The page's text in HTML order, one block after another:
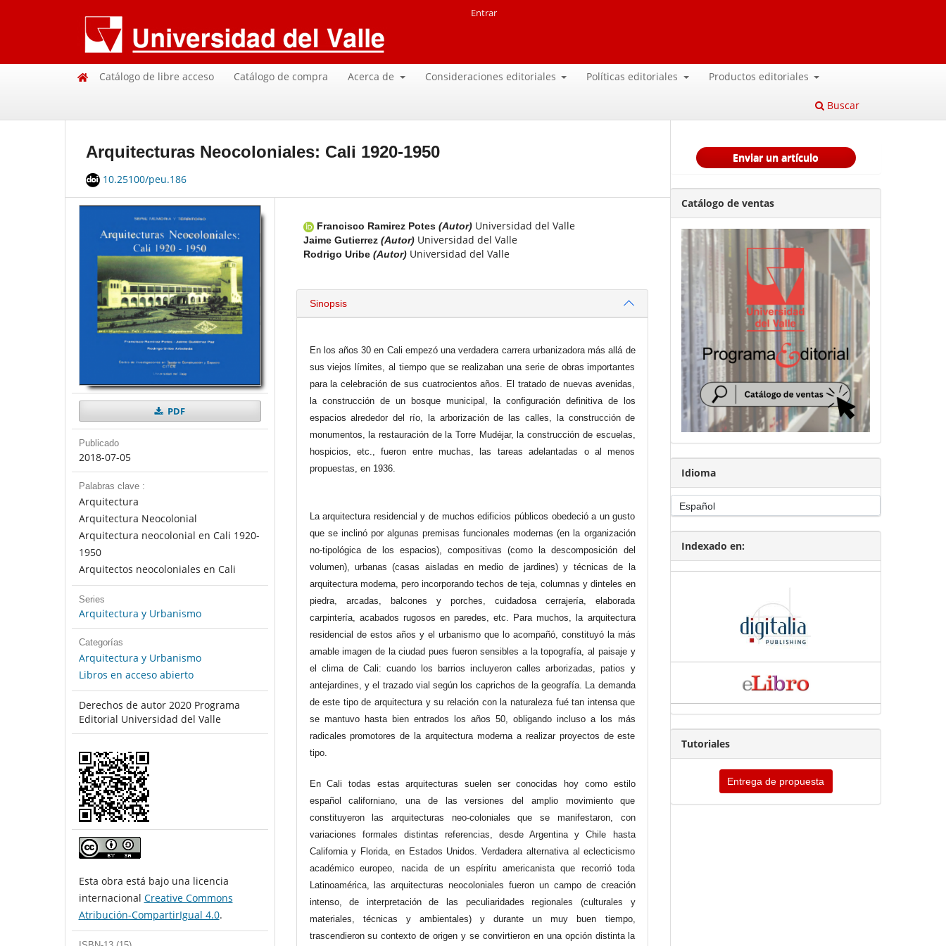
Catálogo de libre acceso Catálogo de compra Acerca de Consideraciones editoriales Políticas editoriales Productos editoriales
Buscar
Entrar
Arquitecturas Neocoloniales: Cali 1920-1950
10.25100/peu.186
PDF
Publicado
2018-07-05
Palabras clave :
Arquitectura
Arquitectura Neocolonial
Arquitectura neocolonial en Cali 1920-
1950
Arquitectos neocoloniales en Cali
Series
Arquitectura y Urbanismo
Categorías
Arquitectura y Urbanismo
Libros en acceso abierto
Derechos de autor 2020 Programa
Editorial Universidad del Valle
Esta obra está bajo una licencia
internacional Creative Commons
Atribución-CompartirIgual 4.0.
Francisco Ramirez Potes (Autor) Universidad del Valle
Jaime Gutierrez (Autor) Universidad del Valle
Rodrigo Uribe (Autor) Universidad del Valle
Sinopsis
En los años 30 en Cali empezó una verdadera carrera urbanizadora más allá de
sus viejos límites, al tiempo que se realizaban una serie de obras importantes
para la celebración de sus cuatrocientos años. El tratado de nuevas avenidas,
la construcción de un bosque municipal, la configuración definitiva de los
espacios alrededor del río, la arborización de las calles, la construcción de
monumentos, la restauración de la Torre Mudéjar, la construcción de escuelas,
hospicios, etc., fueron entre muchas, las tareas adelantadas o al menos
propuestas, en 1936.
La arquitectura residencial y de muchos edificios públicos obedeció a un gusto
que se inclinó por algunas premisas funcionales modernas (en la organización
no-tipológica de los espacios), compositivas (como la descomposición del
volumen), urbanas (casas aisladas en medio de jardines) y técnicas de la
arquitectura moderna, pero incorporando techos de teja, columnas y dinteles en
piedra, arcadas, balcones y porches, cuidadosa cerrajería, elaborada
carpintería, acabados rugosos en paredes, etc. Para muchos, la arquitectura
residencial de estos años y el urbanismo que lo acompañó, constituyó la más
amable imagen de la ciudad pues fueron sensibles a la topografía, al paisaje y
el clima de Cali: cuando los barrios incluyeron calles arborizadas, patios y
antejardines, y el trazado vial según los caprichos de la geografía. La demanda
de este tipo de arquitectura y su relación con la naturaleza fué tan intensa que
se mantuvo hasta bien entrados los años 50, obligando incluso a los más
radicales promotores de la arquitectura moderna a realizar proyectos de este
tipo.
En Cali todas estas arquitecturas suelen ser conocidas hoy como estilo
español californiano, una de las versiones del amplio movimiento que
constituyeron las arquitecturas neo-coloniales que se manifestaron, con
variaciones formales distintas referencias, desde Argentina y Chile hasta
California y Florida, en Estados Unidos. Verdadera alternativa al eclecticismo
académico europeo, nacida de un espíritu americanista que recorrió toda
Latinoamérica, las arquitecturas neocoloniales fueron un campo de creación
intenso, de interpretación de las peculiaridades regionales (culturales y
materiales, técnicas y ambientales) y durante un muy buen tiempo,
trascendieron su contexto de origen y se convirtieron en una opción distinta la
Enviar un artículo
Catálogo de ventas
Idioma
Indexado en:
Tutoriales
Entrega de propuesta